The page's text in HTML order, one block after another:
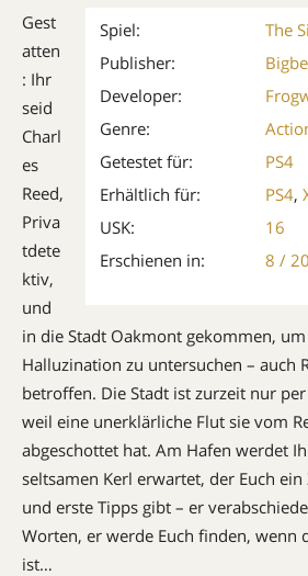
Spiel:
The
Publisher:
Developer:
Genre:
Getestet für:
PS4
Erhältlich für:
PS4,
USK:
16
Erschienen in:
8 /
Gest
atten
: Ihr
seid
Charl
es
Reed,
Priva
tdete
ktiv,
und
in die Stadt Oakmont gekommen,
Halluzination zu untersuchen – auch
betroffen. Die Stadt ist zurzeit nur
weil eine unerklärliche Flut sie vom
abgeschottet hat. Am Hafen werdet
seltsamen Kerl erwartet, der Euch
und erste Tipps gibt – er
Worten, er werde Euch finden, wenn
ist…